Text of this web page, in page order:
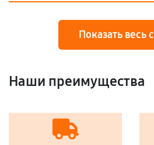
Показать весь
Наши преимущества